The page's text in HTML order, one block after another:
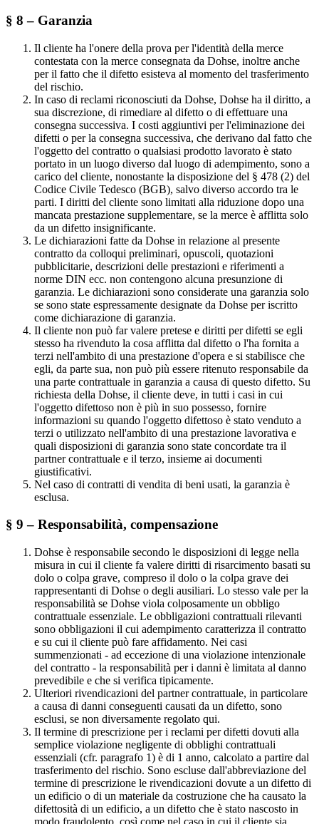
§ 8 – Garanzia
Il cliente ha l'onere della prova per l'identità della merce
contestata con la merce consegnata da Dohse, inoltre anche
per il fatto che il difetto esisteva al momento del trasferimento
del rischio.
In caso di reclami riconosciuti da Dohse, Dohse ha il diritto, a
sua discrezione, di rimediare al difetto o di effettuare una
consegna successiva. I costi aggiuntivi per l'eliminazione dei
difetti o per la consegna successiva, che derivano dal fatto che
l'oggetto del contratto o qualsiasi prodotto lavorato è stato
portato in un luogo diverso dal luogo di adempimento, sono a
carico del cliente, nonostante la disposizione del § 478 (2) del
Codice Civile Tedesco (BGB), salvo diverso accordo tra le
parti. I diritti del cliente sono limitati alla riduzione dopo una
mancata prestazione supplementare, se la merce è afflitta solo
da un difetto insignificante.
Le dichiarazioni fatte da Dohse in relazione al presente
contratto da colloqui preliminari, opuscoli, quotazioni
pubblicitarie, descrizioni delle prestazioni e riferimenti a
norme DIN ecc. non contengono alcuna presunzione di
garanzia. Le dichiarazioni sono considerate una garanzia solo
se sono state espressamente designate da Dohse per iscritto
come dichiarazione di garanzia.
Il cliente non può far valere pretese e diritti per difetti se egli
stesso ha rivenduto la cosa afflitta dal difetto o l'ha fornita a
terzi nell'ambito di una prestazione d'opera e si stabilisce che
egli, da parte sua, non può più essere ritenuto responsabile da
una parte contrattuale in garanzia a causa di questo difetto. Su
richiesta della Dohse, il cliente deve, in tutti i casi in cui
l'oggetto difettoso non è più in suo possesso, fornire
informazioni su quando l'oggetto difettoso è stato venduto a
terzi o utilizzato nell'ambito di una prestazione lavorativa e
quali disposizioni di garanzia sono state concordate tra il
partner contrattuale e il terzo, insieme ai documenti
giustificativi.
Nel caso di contratti di vendita di beni usati, la garanzia è
esclusa.
§ 9 – Responsabilità, compensazione
Dohse è responsabile secondo le disposizioni di legge nella
misura in cui il cliente fa valere diritti di risarcimento basati su
dolo o colpa grave, compreso il dolo o la colpa grave dei
rappresentanti di Dohse o degli ausiliari. Lo stesso vale per la
responsabilità se Dohse viola colposamente un obbligo
contrattuale essenziale. Le obbligazioni contrattuali rilevanti
sono obbligazioni il cui adempimento caratterizza il contratto
e su cui il cliente può fare affidamento. Nei casi
summenzionati - ad eccezione di una violazione intenzionale
del contratto - la responsabilità per i danni è limitata al danno
prevedibile e che si verifica tipicamente.
Ulteriori rivendicazioni del partner contrattuale, in particolare
a causa di danni conseguenti causati da un difetto, sono
esclusi, se non diversamente regolato qui.
Il termine di prescrizione per i reclami per difetti dovuti alla
semplice violazione negligente di obblighi contrattuali
essenziali (cfr. paragrafo 1) è di 1 anno, calcolato a partire dal
trasferimento del rischio. Sono escluse dall'abbreviazione del
termine di prescrizione le rivendicazioni dovute a un difetto di
un edificio o di un materiale da costruzione che ha causato la
difettosità di un edificio, a un difetto che è stato nascosto in
modo fraudolento, così come nel caso in cui il cliente sia